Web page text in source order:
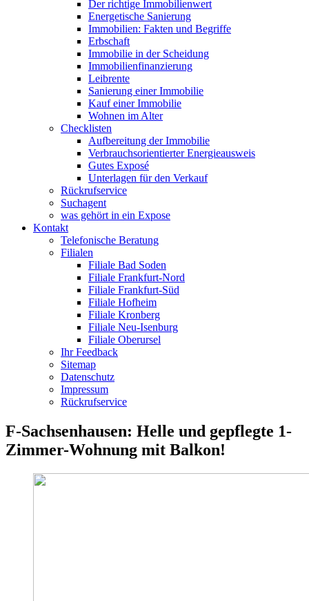
Der richtige Immobilienwert
Energetische Sanierung
Immobilien: Fakten und Begriffe
Erbschaft
Immobilie in der Scheidung
Immobilienfinanzierung
Leibrente
Sanierung einer Immobilie
Kauf einer Immobilie
Wohnen im Alter
Checklisten
Aufbereitung der Immobilie
Verbrauchsorientierter Energieausweis
Gutes Exposé
Unterlagen für den Verkauf
Rückrufservice
Suchagent
was gehört in ein Expose
Kontakt
Telefonische Beratung
Filialen
Filiale Bad Soden
Filiale Frankfurt-Nord
Filiale Frankfurt-Süd
Filiale Hofheim
Filiale Kronberg
Filiale Neu-Isenburg
Filiale Oberursel
Ihr Feedback
Sitemap
Datenschutz
Impressum
Rückrufservice
F-Sachsenhausen: Helle und gepflegte 1-
Zimmer-Wohnung mit Balkon!